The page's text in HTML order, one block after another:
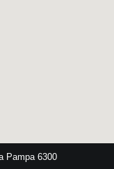
Pampa 6300